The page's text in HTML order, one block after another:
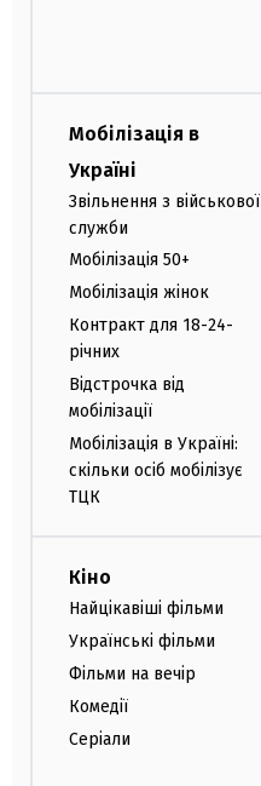
Мобілізація в
Україні
Звільнення з військової
служби
Мобілізація 50+
Мобілізація жінок
Контракт для 18-24-
річних
Відстрочка від
мобілізації
Мобілізація в Україні:
скільки осіб мобілізує
ТЦК
Кіно
Найцікавіші фільми
Українські фільми
Фільми на вечір
Комедії
Серіали